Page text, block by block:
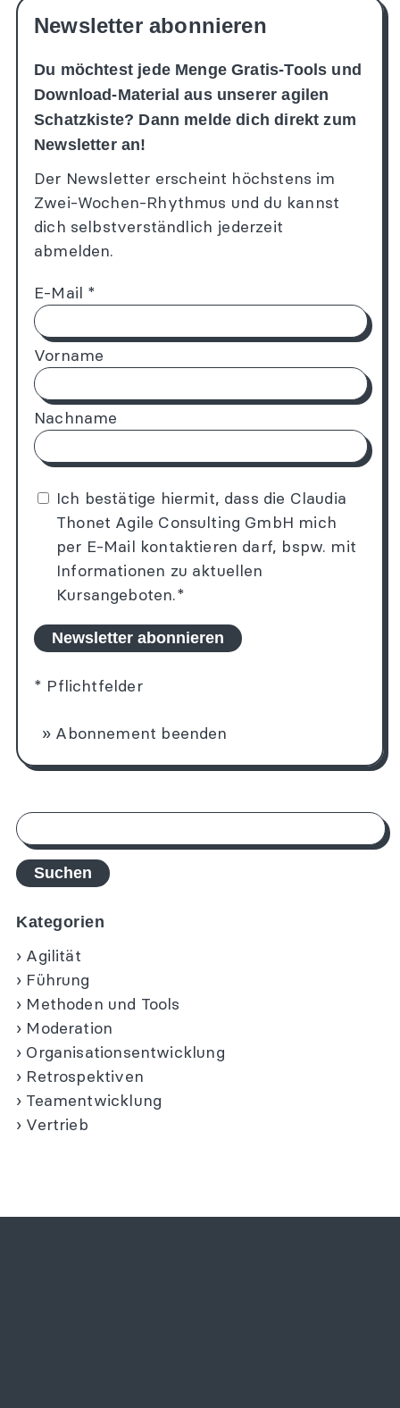
Newsletter abonnieren
Du möchtest jede Menge Gratis-Tools und
Download-Material aus unserer agilen
Schatzkiste? Dann melde dich direkt zum
Newsletter an!
Der Newsletter erscheint höchstens im
Zwei-Wochen-Rhythmus und du kannst
dich selbstverständlich jederzeit
abmelden.
E-Mail *
Vorname
Nachname
Ich bestätige hiermit, dass die Claudia
Thonet Agile Consulting GmbH mich
per E-Mail kontaktieren darf, bspw. mit
Informationen zu aktuellen
Kursangeboten.*
Newsletter abonnieren
* Pflichtfelder
» Abonnement beenden
Suchen
nach:
Kategorien
Agilität
Führung
Methoden und Tools
Moderation
Organisationsentwicklung
Retrospektiven
Teamentwicklung
Vertrieb